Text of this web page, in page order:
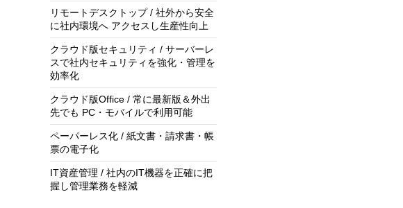
リモートデスクトップ / 社外から安全
に社内環境へ アクセスし生産性向上
クラウド版セキュリティ / サーバーレ
スで社内セキュリティを強化・管理を
効率化
クラウド版Office / 常に最新版＆外出
先でも PC・モバイルで利用可能
ペーパーレス化 / 紙文書・請求書・帳
票の電子化
IT資産管理 / 社内のIT機器を正確に把
握し管理業務を軽減